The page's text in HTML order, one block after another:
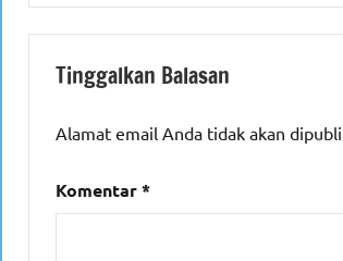
Tinggalkan Balasan
Alamat email Anda tidak akan
Komentar*